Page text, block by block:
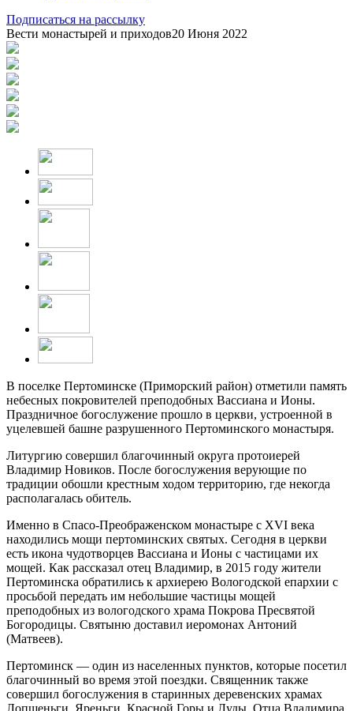
Подписаться на рассылку
Вести монастырей и приходов20 Июня 2022
В поселке Пертоминске (Приморский район) отметили память
небесных покровителей преподобных Вассиана и Ионы.
Праздничное богослужение прошло в церкви, устроенной в
уцелевшей башне разрушенного Пертоминского монастыря.
Литургию совершил благочинный округа протоиерей
Владимир Новиков. После богослужения верующие по
традиции обошли крестным ходом территорию, где некогда
располагалась обитель.
Именно в Спасо-Преображенском монастыре с XVI века
находились мощи пертоминских святых. Сегодня в церкви
есть икона чудотворцев Вассиана и Ионы с частицами их
мощей. Как рассказал отец Владимир, в 2015 году жители
Пертоминска обратились к архиерею Вологодской епархии с
просьбой передать им небольшие частицы мощей
преподобных из вологодского храма Покрова Пресвятой
Богородицы. Святыню доставил иеромонах Антоний
(Матвеев).
Пертоминск — один из населенных пунктов, которые посетил
благочинный во время этой поездки. Священник также
совершил богослужения в старинных деревенских храмах
Лопшеньги, Яреньги, Красной Горы и Луды. Отца Владимира